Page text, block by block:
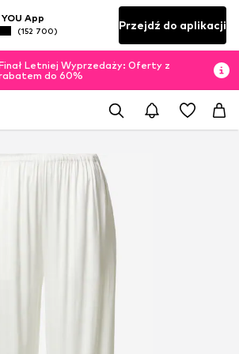
App
(152 700) Przejdź do aplikacji
Letniej Wyprzedaży: Oferty z
do 60%